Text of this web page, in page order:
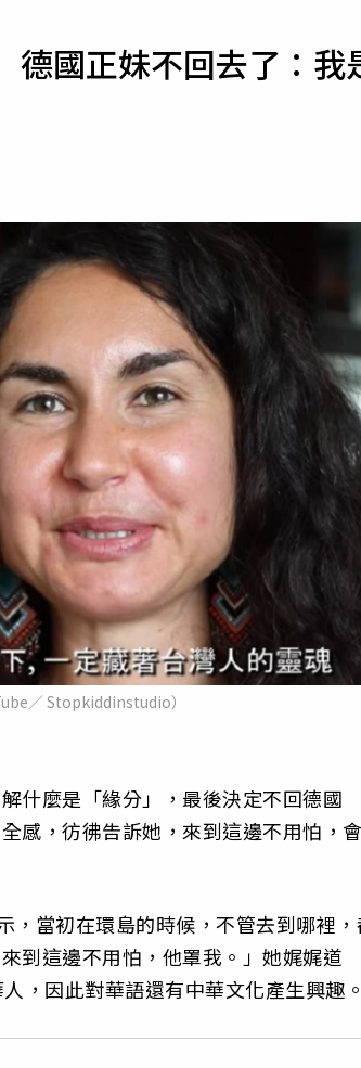
運勢
國正妹不回去了：我
／ Stopkiddinstudio）
什麼是「緣分」，最後決定不回德國
感，彷彿告訴她，來到這邊不用怕，會
，當初在環島的時候，不管去到哪裡，
到這邊不用怕，他罩我。」她娓娓道
，因此對華語還有中華文化產生興趣。